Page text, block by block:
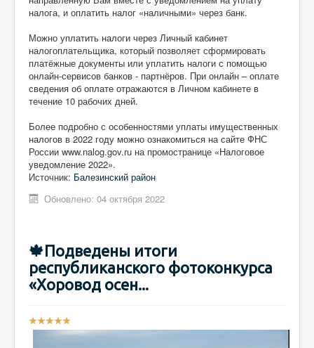
налога, и оплатить налог «наличными» через банк.
Можно уплатить налоги через Личный кабинет
налогоплательщика, который позволяет сформировать
платёжные документы или уплатить налоги с помощью
онлайн-сервисов банков - партнёров. При онлайн – оплате
сведения об оплате отражаются в Личном кабинете в
течение 10 рабочих дней.
Более подробно с особенностями уплаты имущественных
налогов в 2022 году можно ознакомиться на сайте ФНС
России www.nalog.gov.ru на промостранице «Налоговое
уведомление 2022».
Источник: Балезинский район
Обновлено: 04 октября 2022
🍁Подведены итоги
республиканского фотоконкурса
«Хоровод осен...
Р
е